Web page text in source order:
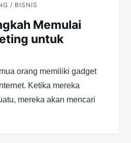
/ BISNIS
Memulai
untuk
orang memiliki gadget
Ketika mereka
mereka akan mencari